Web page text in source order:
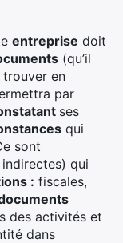
entreprise doit
(qu’il
en
par
ses
qui
sont
qui
: fiscales,
des activités et
dans